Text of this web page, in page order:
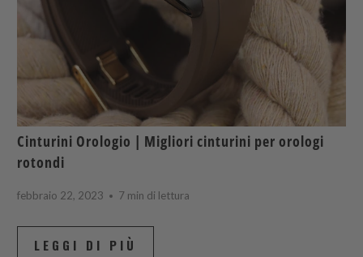
Cinturini Orologio | Migliori cinturini per orologi
rotondi
febbraio 22, 2023 7 min di lettura
LEGGI DI PIÙ